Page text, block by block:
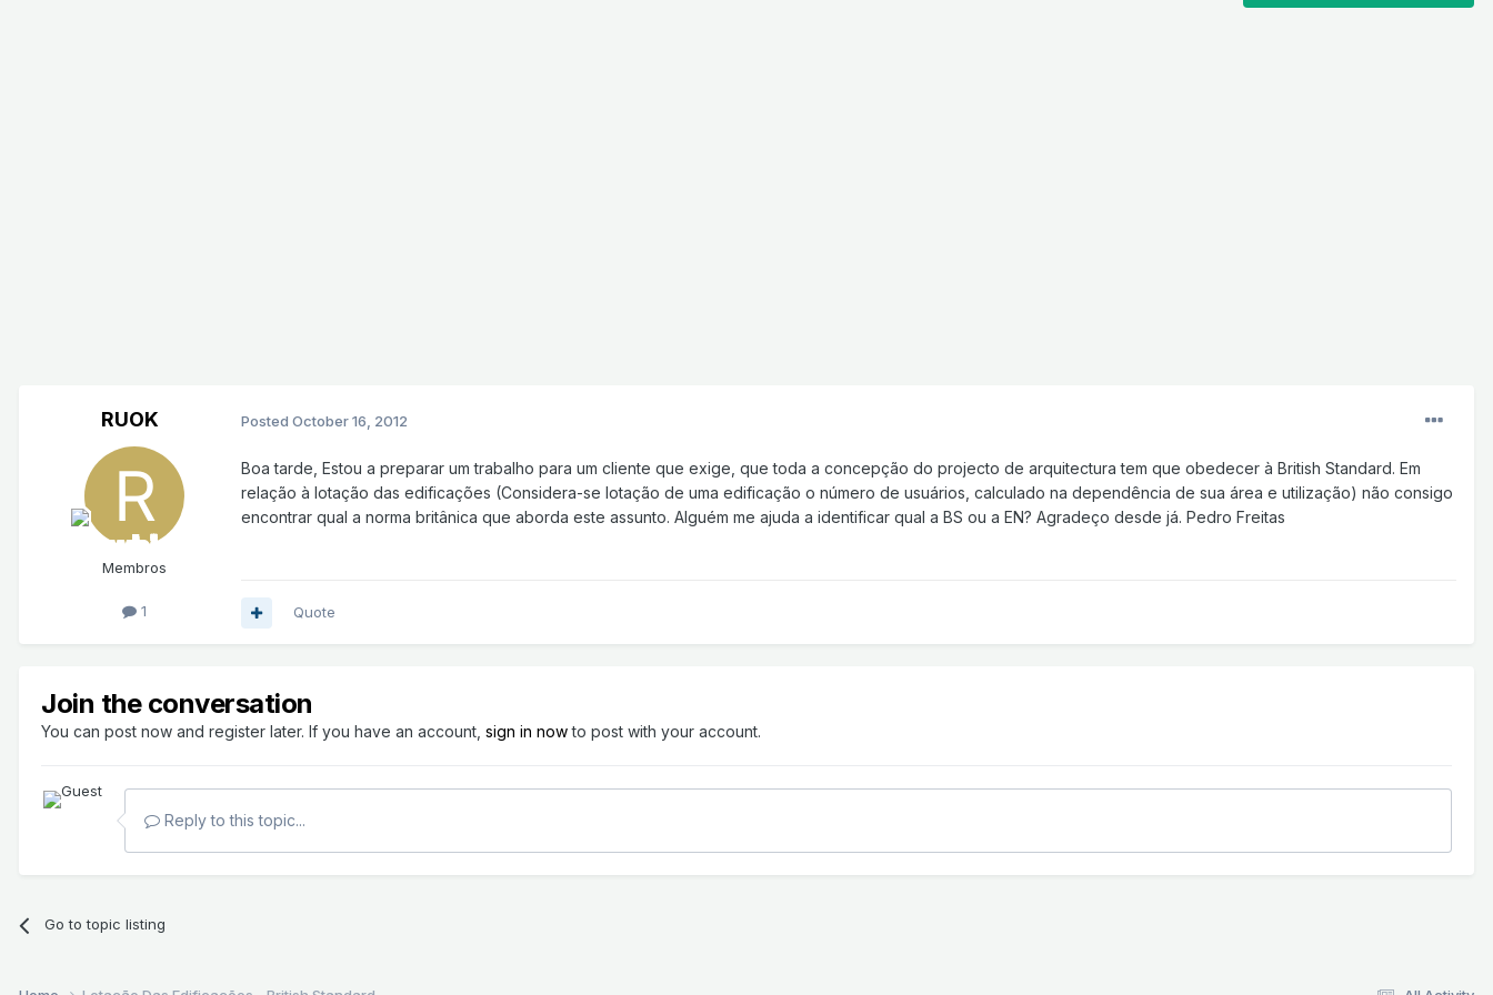
RUOK
Membros
1
Posted October 16, 2012
Boa tarde, Estou a preparar um trabalho para um cliente que exige, que toda a concepção do projecto de arquitectura tem que obedecer à British Standard. Em
relação à lotação das edificações (Considera-se lotação de uma edificação o número de usuários, calculado na dependência de sua área e utilização) não consigo
encontrar qual a norma britânica que aborda este assunto. Alguém me ajuda a identificar qual a BS ou a EN? Agradeço desde já. Pedro Freitas
Quote
Join the conversation
You can post now and register later. If you have an account, sign in nowto post with your account.
Reply to this topic...
Go to topic listing